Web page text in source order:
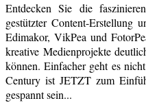
Entdecken Sie die
gestützter Content-Erstellung
Edimakor, VikPea und
kreative Medienprojekte
können. Einfacher geht es
Century ist JETZT zum
gespannt sein...